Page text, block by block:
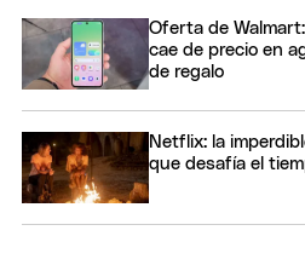
Oferta de
cae de precio en
de regalo
Netflix: la
que desafía el